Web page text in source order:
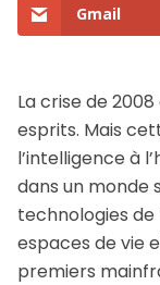
Gmail
La crise de
esprits. Mais
l’intelligence à
dans un monde
technologies de
espaces de vie
premiers